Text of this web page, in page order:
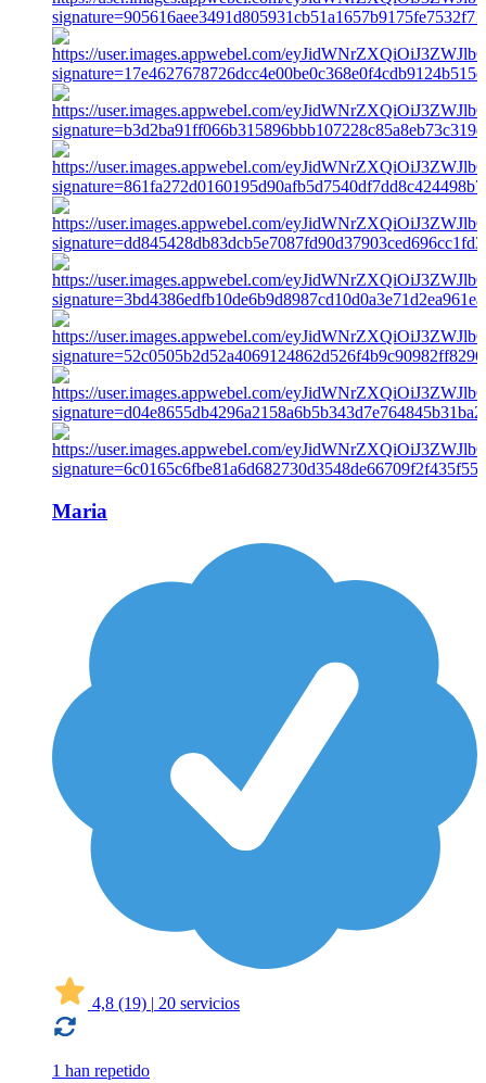
Maria
4,8 (19) | 20 servicios
1 han repetido